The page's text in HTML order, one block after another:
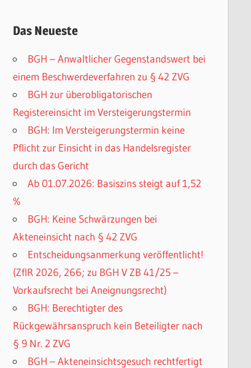
Das Neueste
BGH – Anwaltlicher Gegenstandswert bei
einem Beschwerdeverfahren zu § 42 ZVG
BGH zur überobligatorischen
Registereinsicht im Versteigerungstermin
BGH: Im Versteigerungstermin keine
Pflicht zur Einsicht in das Handelsregister
durch das Gericht
Ab 01.07.2026: Basiszins steigt auf 1,52
%
BGH: Keine Schwärzungen bei
Akteneinsicht nach § 42 ZVG
Entscheidungsanmerkung veröffentlicht!
(ZfIR 2026, 266; zu BGH V ZB 41/25 –
Vorkaufsrecht bei Aneignungsrecht)
BGH: Berechtigter des
Rückgewährsanspruch kein Beteiligter nach
§ 9 Nr. 2 ZVG
BGH – Akteneinsichtsgesuch rechtfertigt